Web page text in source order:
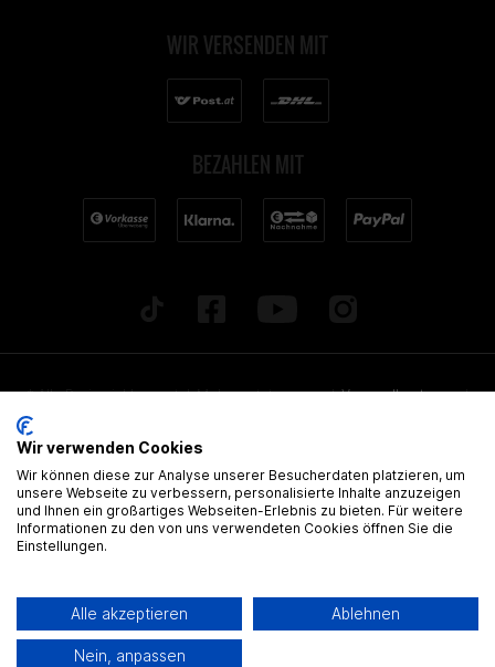
WIR VERSENDEN MIT
BEZAHLEN MIT
* Alle Preise inkl. gesetzl. Mehrwertsteuer zzgl.Versandkostenund
angegebenen Lieferzeiten beziehen sich auf Deutschland!
Alle Artikel sind, wenn nicht anders gekennzeichnet, ohne
gültige Zulassung
® Alle Markennamen, Warenzeichen und eingetragenen Warenzeichen
sind Eigentum Ihrer rechtmässigen Eigentümer und dienen hier nur der
Beschreibung.
Wir verwenden Cookies
Wir können diese zur Analyse unserer Besucherdaten platzieren, um
unsere Webseite zu verbessern, personalisierte Inhalte anzuzeigen
und Ihnen ein großartiges Webseiten-Erlebnis zu bieten. Für weitere
Informationen zu den von uns verwendeten Cookies öffnen Sie die
Einstellungen.
Alle akzeptieren Ablehnen
Nein, anpassen